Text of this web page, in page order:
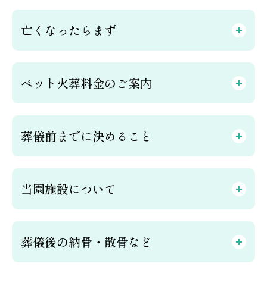
亡くなったらまず
ペット火葬料金のご案内
葬儀前までに決めること
当園施設について
葬儀後の納骨・散骨など